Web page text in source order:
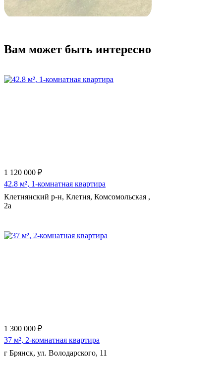
Вам может быть интересно
1 120 000 ₽
42.8 м², 1-комнатная квартира
Клетнянский р-н, Клетня, Комсомольская ,
2а
1 300 000 ₽
37 м², 2-комнатная квартира
г Брянск, ул. Володарского, 11